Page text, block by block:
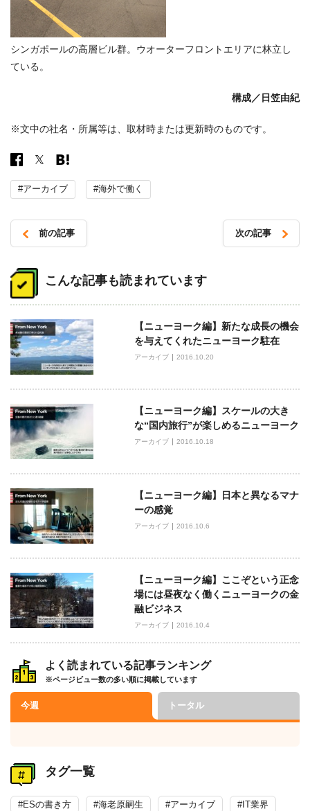
シンガポールの高層ビル群。ウオーターフロントエリアに林立し
ている。
構成／日笠由紀
※文中の社名・所属等は、取材時または更新時のものです。
#アーカイブ #海外で働く
稿
ナ
ゲ
ー
シ
ョ
ン
前の記事 次の記事
こんな記事も読まれています
【ニューヨーク編】新たな成長の機会
を与えてくれたニューヨーク駐在
アーカイブ 2016.10.20
【ニューヨーク編】スケールの大き
な“国内旅行”が楽しめるニューヨーク
アーカイブ 2016.10.18
【ニューヨーク編】日本と異なるマナ
ーの感覚
アーカイブ 2016.10.6
【ニューヨーク編】ここぞという正念
場には昼夜なく働くニューヨークの金
融ビジネス
アーカイブ 2016.10.4
よく読まれている記事ランキング
※ページビュー数の多い順に掲載しています
今週 トータル
タグ一覧
#ESの書き方 #海老原嗣生 #アーカイブ #IT業界